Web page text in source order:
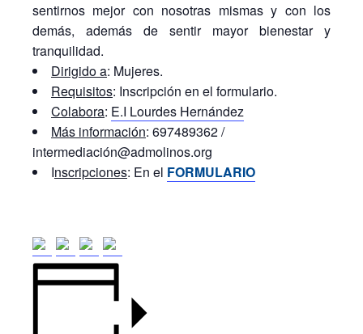
sentirnos mejor con nosotras mismas y con los
demás, además de sentir mayor bienestar y
tranquilidad.
Dirigido a: Mujeres.
Requisitos: Inscripción en el formulario.
Colabora: E.I Lourdes Hernández
Más información: 697489362 /
intermediación@admolinos.org
Inscripciones: En el FORMULARIO